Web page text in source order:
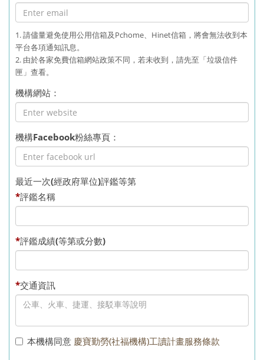
1. 請儘量避免使用公用信箱及Pchome、Hinet信箱，將會無法收到本
平台各項通知訊息。
2. 由於各家免費信箱網站政策不同，若未收到，請先至「垃圾信件
匣」查看。
機構網站：
機構Facebook粉絲專頁：
最近一次(經政府單位)評鑑等第
*評鑑名稱
*評鑑成績(等第或分數)
*交通資訊
本機構同意 慶寶勤勞(社福機構)工讀計畫服務條款